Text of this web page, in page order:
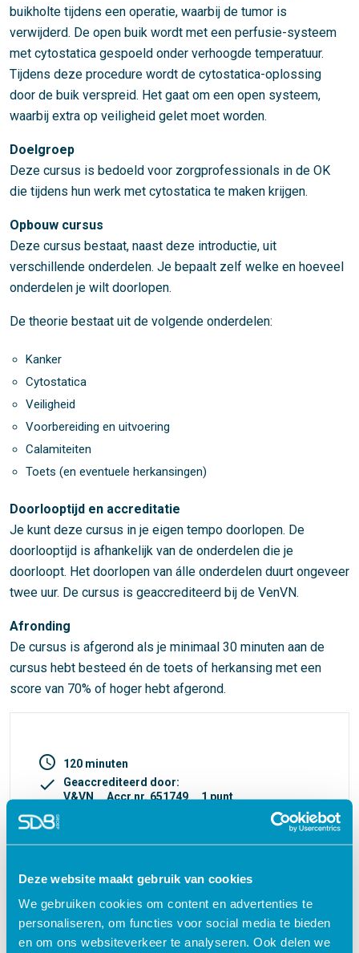
Deze website maakt gebruik van cookies
We gebruiken cookies om content en advertenties te
personaliseren, om functies voor social media te bieden
en om ons websiteverkeer te analyseren. Ook delen we
buikholte tijdens een operatie, waarbij de tumor is
verwijderd. De open buik wordt met een perfusie-systeem
met cytostatica gespoeld onder verhoogde temperatuur.
Tijdens deze procedure wordt de cytostatica-oplossing
door de buik verspreid. Het gaat om een open systeem,
waarbij extra op veiligheid gelet moet worden.
Doelgroep
Deze cursus is bedoeld voor zorgprofessionals in de OK
die tijdens hun werk met cytostatica te maken krijgen.
Opbouw cursus
Deze cursus bestaat, naast deze introductie, uit
verschillende onderdelen. Je bepaalt zelf welke en hoeveel
onderdelen je wilt doorlopen.
De theorie bestaat uit de volgende onderdelen:
Kanker
Cytostatica
Veiligheid
Voorbereiding en uitvoering
Calamiteiten
Toets (en eventuele herkansingen)
Doorlooptijd en accreditatie
Je kunt deze cursus in je eigen tempo doorlopen. De
doorlooptijd is afhankelijk van de onderdelen die je
doorloopt. Het doorlopen van álle onderdelen duurt ongeveer
twee uur. De cursus is geaccrediteerd bij de VenVN.
Afronding
De cursus is afgerond als je minimaal 30 minuten aan de
cursus hebt besteed én de toets of herkansing met een
score van 70% of hoger hebt afgerond.
access_time 120 minuten
check
Geaccrediteerd door:
V&VN
Accr.nr. 651749 1 punt
turned_in_not